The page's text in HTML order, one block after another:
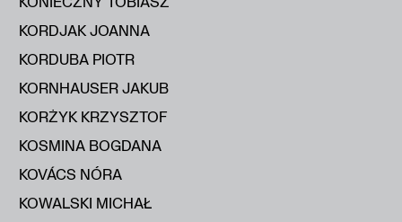
KORDJAK JOANNA
KORDUBA PIOTR
KORNHAUSER JAKUB
KORŻYK KRZYSZTOF
KOSMINA BOGDANA
KOVÁCS NÓRA
KOWALSKI MICHAŁ